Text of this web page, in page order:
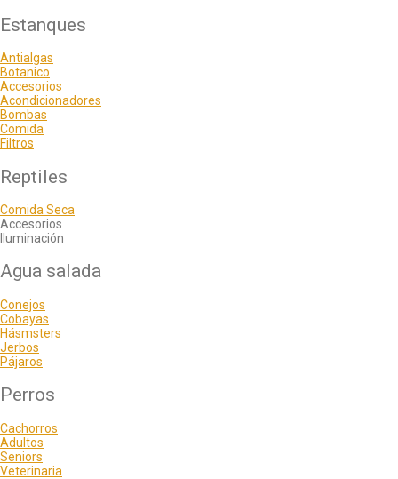
Estanques
Antialgas
Botanico
Accesorios
Acondicionadores
Bombas
Comida
Filtros
Reptiles
Comida Seca
Accesorios
Iluminación
Agua salada
Conejos
Cobayas
Hásmsters
Jerbos
Pájaros
Perros
Cachorros
Adultos
Seniors
Veterinaria